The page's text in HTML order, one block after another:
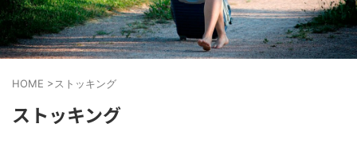
HOME >ストッキング
ストッキング